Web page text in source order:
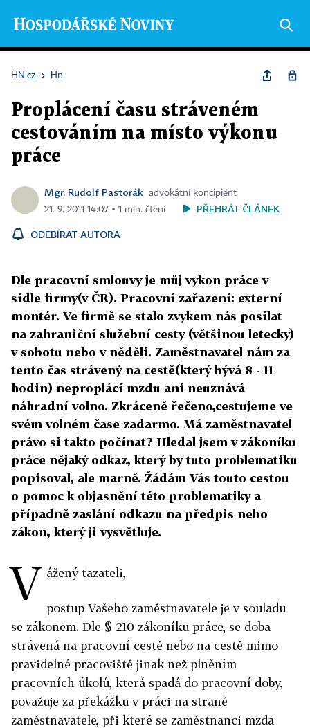
HN.cz › Hn
Proplácení času stráveném
cestováním na místo výkonu
práce
Mgr. Rudolf Pastorák
advokátní koncipient
21. 9. 2011 14:07 ▪ 1 min. čtení
PŘEHRÁT ČLÁNEK
ODEBÍRAT AUTORA
Dle pracovní smlouvy je můj vykon práce v
sídle firmy(v ČR). Pracovní zařazení: externí
montér. Ve firmě se stalo zvykem nás posílat
na zahraniční služební cesty (většinou letecky)
v sobotu nebo v něděli. Zaměstnavatel nám za
tento čas strávený na cestě(který bývá 8 - 11
hodin) neproplácí mzdu ani neuznává
náhradní volno. Zkráceně řečeno,cestujeme ve
svém volném čase zadarmo. Má zaměstnavatel
právo si takto počínat? Hledal jsem v zákoníku
práce nějaký odkaz, který by tuto problematiku
popisoval, ale marně. Žádám Vás touto cestou
o pomoc k objasnění této problematiky a
případně zaslání odkazu na předpis nebo
zákon, který ji vysvětluje.
V ážený tazateli,
postup Vašeho zaměstnavatele je v souladu
se zákonem. Dle § 210 zákoníku práce, se doba
strávená na pracovní cestě nebo na cestě mimo
pravidelné pracoviště jinak než plněním
pracovních úkolů, která spadá do pracovní doby,
považuje za překážku v práci na straně
zaměstnavatele, při které se zaměstnanci mzda